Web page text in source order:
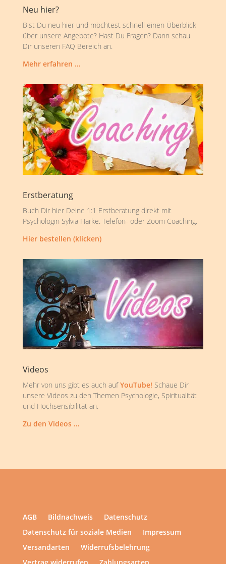
Neu hier?
Bist Du neu hier und möchtest schnell einen Überblick
über unsere Angebote? Hast Du Fragen? Dann schau
Dir unseren FAQ Bereich an.
Mehr erfahren …
Erstberatung
Buch Dir hier Deine 1:1 Erstberatung direkt mit
Psychologin Sylvia Harke. Telefon- oder Zoom Coaching.
Hier bestellen (klicken)
Videos
Mehr von uns gibt es auch aufYouTube! Schaue Dir
unsere Videos zu den Themen Psychologie, Spiritualität
und Hochsensibilität an.
Zu den Videos …
AGB Bildnachweis
Datenschutz
Datenschutz für soziale Medien
Impressum
Versandarten
Widerrufsbelehrung